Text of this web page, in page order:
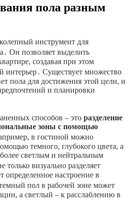
пола разным
инструмент для
Он позволяет выделить
создавая при этом
интерьер․ Существует множество
пола для достижения этой цели, и
и планировки
способов – это разделение
зоны с помощью
в гостиной можно
темного, глубокого цвета, а
светлым и нейтральным
только визуально разделяет
определенное настроение в
пол в рабочей зоне может
а светлый – к расслаблению в